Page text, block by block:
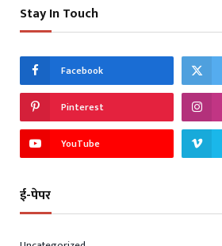
Stay In Touch
Facebook
Pinterest
YouTube
ई-पेपर